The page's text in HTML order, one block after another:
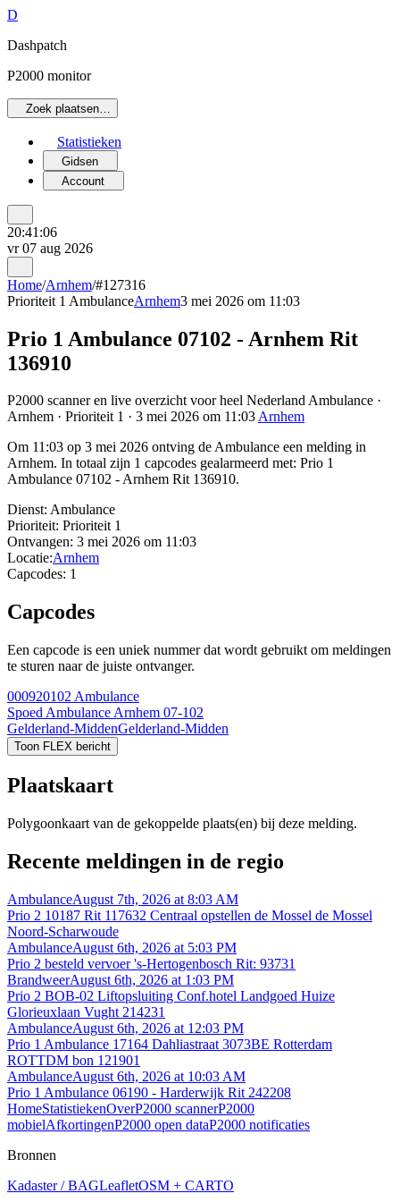
D
Dashpatch
P2000 monitor
Zoek plaatsen…
Statistieken
Gidsen
Account
20:41:06
vr 07 aug 2026
Home/Arnhem/#127316
Prioriteit 1 AmbulanceArnhem3 mei 2026 om 11:03
Prio 1 Ambulance 07102 - Arnhem Rit
136910
P2000 scanner en live overzicht voor heel Nederland Ambulance ·
Arnhem · Prioriteit 1 · 3 mei 2026 om 11:03Arnhem
Om 11:03 op 3 mei 2026 ontving de Ambulance een melding in
Arnhem. In totaal zijn 1 capcodes gealarmeerd met: Prio 1
Ambulance 07102 - Arnhem Rit 136910.
Dienst: Ambulance
Prioriteit: Prioriteit 1
Ontvangen: 3 mei 2026 om 11:03
Locatie:Arnhem
Capcodes: 1
Capcodes
Een capcode is een uniek nummer dat wordt gebruikt om meldingen
te sturen naar de juiste ontvanger.
000920102 Ambulance
Spoed Ambulance Arnhem 07-102
Gelderland-MiddenGelderland-Midden
Toon FLEX bericht
Plaatskaart
Polygoonkaart van de gekoppelde plaats(en) bij deze melding.
Recente meldingen in de regio
AmbulanceAugust 7th, 2026 at 8:03 AM
Prio 2 10187 Rit 117632 Centraal opstellen de Mossel de Mossel
Noord-Scharwoude
AmbulanceAugust 6th, 2026 at 5:03 PM
Prio 2 besteld vervoer 's-Hertogenbosch Rit: 93731
BrandweerAugust 6th, 2026 at 1:03 PM
Prio 2 BOB-02 Liftopsluiting Conf.hotel Landgoed Huize
Glorieuxlaan Vught 214231
AmbulanceAugust 6th, 2026 at 12:03 PM
Prio 1 Ambulance 17164 Dahliastraat 3073BE Rotterdam
ROTTDM bon 121901
AmbulanceAugust 6th, 2026 at 10:03 AM
Prio 1 Ambulance 06190 - Harderwijk Rit 242208
HomeStatistiekenOverP2000 scannerP2000
mobielAfkortingenP2000 open dataP2000 notificaties
Bronnen
Kadaster / BAGLeafletOSM + CARTO